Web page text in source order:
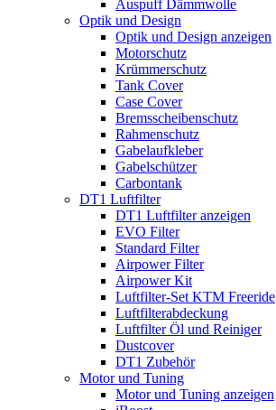
Auspuff Dämmwolle
Optik und Design
Optik und Design anzeigen
Motorschutz
Krümmerschutz
Tank Cover
Case Cover
Bremsscheibenschutz
Rahmenschutz
Gabelaufkleber
Gabelschützer
Carbontank
DT1 Luftfilter
DT1 Luftfilter anzeigen
EVO Filter
Standard Filter
Airpower Filter
Airpower Kit
Luftfilter-Set KTM Freeride
Luftfilterabdeckung
Luftfilter Öl und Reiniger
Dustcover
DT1 Zubehör
Motor und Tuning
Motor und Tuning anzeigen